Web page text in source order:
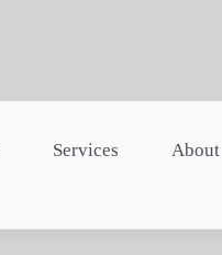
About
Services